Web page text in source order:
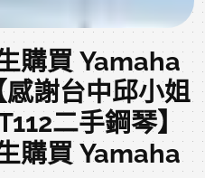
購買 Yamaha
謝台中邱小姐
二手鋼琴】
購買 Yamaha